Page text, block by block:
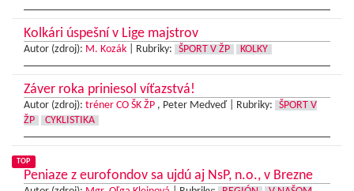
Kolkári úspešní v Lige majstrov
Autor (zdroj): M. Kozák Rubriky: ŠPORT V ŽP KOLKY
Záver roka priniesol víťazstvá!
Autor (zdroj): tréner CO ŠK ŽP , Peter Medveď | Rubriky:
ŠPORT V
ŽP
CYKLISTIKA
TOP
Peniaze z eurofondov sa ujdú aj NsP, n.o., v Brezne